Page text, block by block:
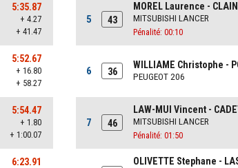
5:35.87
+ 4.27
+ 41.47
5:52.67
+ 16.80
+ 58.27
5:54.47
+ 1.80
+ 1:00.07
6:23.91
5 43
MOREL Laurence -
MITSUBISHI LANCER
Pénalité: 00:10
6 36
WILLIAME Christophe -
PEUGEOT 206
7 46
LAW-MUI Vincent -
MITSUBISHI LANCER
Pénalité: 01:50
OLIVETTE Stephane -